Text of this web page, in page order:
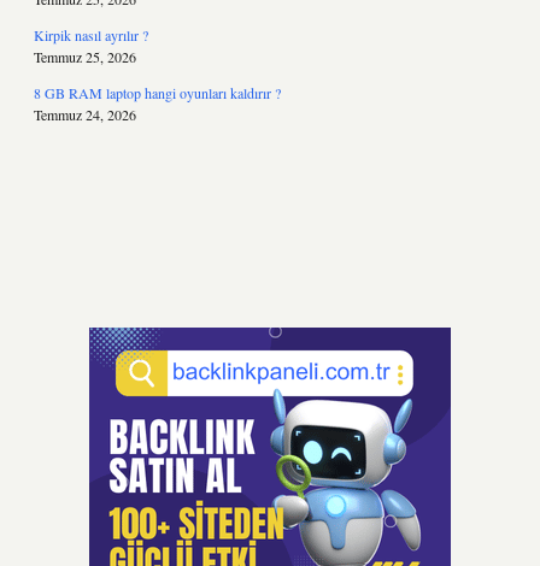
Kirpik nasıl ayrılır ?
Temmuz 25, 2026
8 GB RAM laptop hangi oyunları kaldırır ?
Temmuz 24, 2026